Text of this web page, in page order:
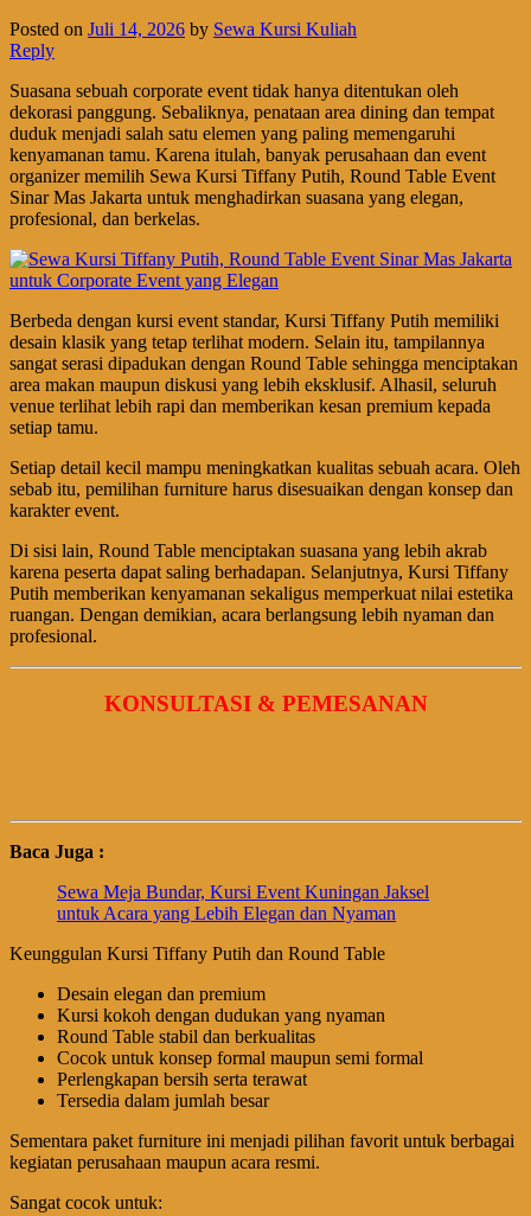
Posted on Juli 14, 2026 by Sewa Kursi Kuliah
Reply
Suasana sebuah corporate event tidak hanya ditentukan oleh
dekorasi panggung. Sebaliknya, penataan area dining dan tempat
duduk menjadi salah satu elemen yang paling memengaruhi
kenyamanan tamu. Karena itulah, banyak perusahaan dan event
organizer memilih Sewa Kursi Tiffany Putih, Round Table Event
Sinar Mas Jakarta untuk menghadirkan suasana yang elegan,
profesional, dan berkelas.
Berbeda dengan kursi event standar, Kursi Tiffany Putih memiliki
desain klasik yang tetap terlihat modern. Selain itu, tampilannya
sangat serasi dipadukan dengan Round Table sehingga menciptakan
area makan maupun diskusi yang lebih eksklusif. Alhasil, seluruh
venue terlihat lebih rapi dan memberikan kesan premium kepada
setiap tamu.
Setiap detail kecil mampu meningkatkan kualitas sebuah acara. Oleh
sebab itu, pemilihan furniture harus disesuaikan dengan konsep dan
karakter event.
Di sisi lain, Round Table menciptakan suasana yang lebih akrab
karena peserta dapat saling berhadapan. Selanjutnya, Kursi Tiffany
Putih memberikan kenyamanan sekaligus memperkuat nilai estetika
ruangan. Dengan demikian, acara berlangsung lebih nyaman dan
profesional.
KONSULTASI & PEMESANAN
Baca Juga :
Sewa Meja Bundar, Kursi Event Kuningan Jaksel
untuk Acara yang Lebih Elegan dan Nyaman
Keunggulan Kursi Tiffany Putih dan Round Table
Desain elegan dan premium
Kursi kokoh dengan dudukan yang nyaman
Round Table stabil dan berkualitas
Cocok untuk konsep formal maupun semi formal
Perlengkapan bersih serta terawat
Tersedia dalam jumlah besar
Sementara paket furniture ini menjadi pilihan favorit untuk berbagai
kegiatan perusahaan maupun acara resmi.
Sangat cocok untuk: